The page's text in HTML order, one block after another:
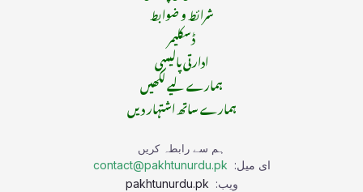
شرائط و ضوابط
ڈسکلیمر
ادارتی پالیسی
ہمارے لیے لکھیں
ہمارے ساتھ اشتہار دیں
ہم سے رابطہ کریں
ای میل: contact@pakhtunurdu.pk
ویب: